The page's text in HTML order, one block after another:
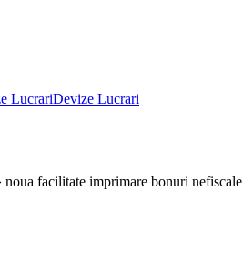
Devize Lucrari
noua facilitate imprimare bonuri nefiscale